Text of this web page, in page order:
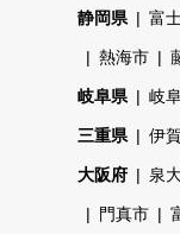
静岡県 富
熱海市
岐阜県 岐
三重県 伊
大阪府 泉
門真市